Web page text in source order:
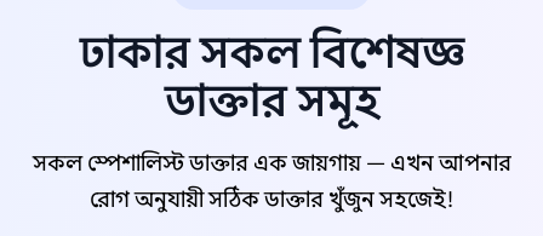
ঢাকার সকল বিশেষজ্ঞ
ডাক্তার সমূহ
সকল স্পেশালিস্ট ডাক্তার এক জায়গায় — এখন আপনার
রোগ অনুযায়ী সঠিক ডাক্তার খুঁজুন সহজেই!